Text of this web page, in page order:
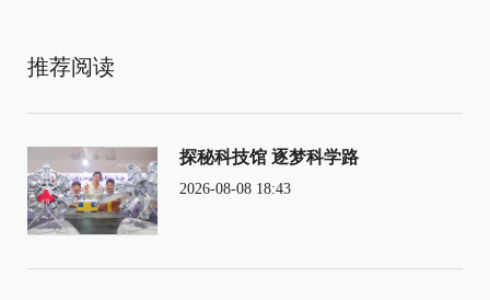
推荐阅读
探秘科技馆 逐梦科学路
2026-08-08 18:43